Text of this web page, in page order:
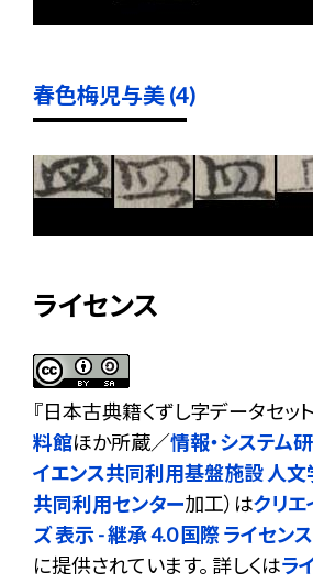
春色梅児与美 (4)
ライセンス
『日本古典籍くずし字データセット
料館ほか所蔵／情報・システム
イエンス共同利用基盤施設 人文
共同利用センター加工）はクリエ
ズ 表示 - 継承 4.0 国際 ライセンス
に提供されています。 詳しくはラ